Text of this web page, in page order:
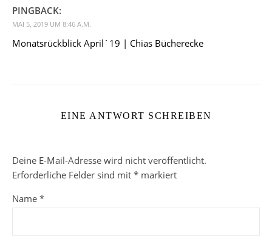
PINGBACK:
MAI 5, 2019 UM 8:46 A.M.
Monatsrückblick April`19 | Chias Bücherecke
EINE ANTWORT SCHREIBEN
Deine E-Mail-Adresse wird nicht veröffentlicht.
Erforderliche Felder sind mit * markiert
Name *